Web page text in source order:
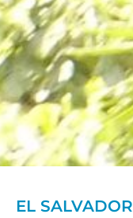
EL SALVADOR